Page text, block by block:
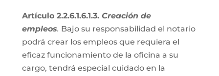
Artículo 2.2.6.1.6.1.3. Creación de
empleos. Bajo su responsabilidad el notario
podrá crear los empleos que requiera el
eficaz funcionamiento de la oficina a su
cargo, tendrá especial cuidado en la